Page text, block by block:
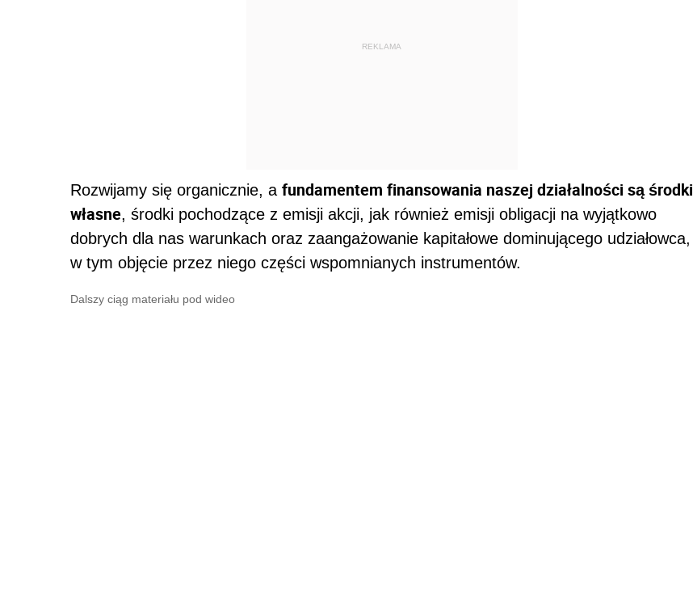
REKLAMA
Rozwijamy się organicznie, a fundamentem finansowania naszej działalności są środki
własne, środki pochodzące z emisji akcji, jak również emisji obligacji na wyjątkowo
dobrych dla nas warunkach oraz zaangażowanie kapitałowe dominującego udziałowca,
w tym objęcie przez niego części wspomnianych instrumentów.
Dalszy ciąg materiału pod wideo